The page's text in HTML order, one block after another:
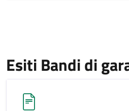
Esiti Bandi di